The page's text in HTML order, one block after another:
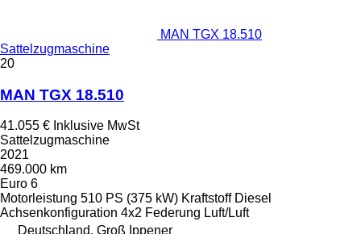
MAN TGX 18.510
Sattelzugmaschine
20
MAN TGX 18.510
41.055 € Inklusive MwSt
Sattelzugmaschine
2021
469.000 km
Euro 6
Motorleistung 510 PS (375 kW) Kraftstoff Diesel
Achsenkonfiguration 4x2 Federung Luft/Luft
Deutschland, Groß Ippener